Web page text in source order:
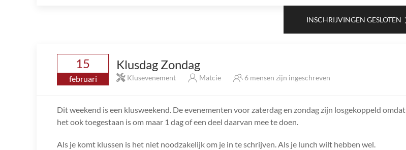
INSCHRIJVINGEN GESLOTEN
15
februari
Klusdag Zondag
Klusevenement Matcie 6 mensen zijn ingeschreven
Dit weekend is een klusweekend. De evenementen voor zaterdag en zondag zijn losgekoppeld omdat
het ook toegestaan is om maar 1 dag of een deel daarvan mee te doen.
Als je komt klussen is het niet noodzakelijk om je in te schrijven. Als je lunch wilt hebben wel.